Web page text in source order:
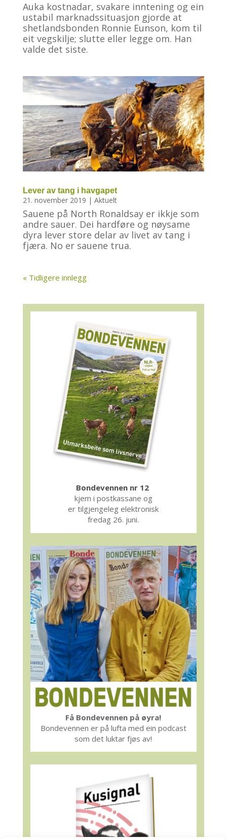
Auka kostnadar, svakare inntening og ein
ustabil marknadssituasjon gjorde at
shetlandsbonden Ronnie Eunson, kom til
eit vegskilje; slutte eller legge om. Han
valde det siste.
Lever av tang i havgapet
21. november 2019 | Aktuelt
Sauene på North Ronaldsay er ikkje som
andre sauer. Dei hardføre og nøysame
dyra lever store delar av livet av tang i
fjæra. No er sauene trua.
« Tidligere innlegg
Bondevennen nr 12
kjem i postkassane og
er tilgjengeleg elektronisk
fredag 26. juni.
Få Bondevennen på øyra!
Bondevennen er på lufta med ein podcast
som det luktar fjøs av!